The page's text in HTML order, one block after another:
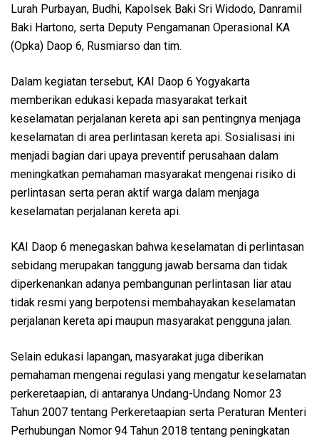
Lurah Purbayan, Budhi, Kapolsek Baki Sri Widodo, Danramil
Baki Hartono, serta Deputy Pengamanan Operasional KA
(Opka) Daop 6, Rusmiarso dan tim.
Dalam kegiatan tersebut, KAI Daop 6 Yogyakarta
memberikan edukasi kepada masyarakat terkait
keselamatan perjalanan kereta api san pentingnya menjaga
keselamatan di area perlintasan kereta api. Sosialisasi ini
menjadi bagian dari upaya preventif perusahaan dalam
meningkatkan pemahaman masyarakat mengenai risiko di
perlintasan serta peran aktif warga dalam menjaga
keselamatan perjalanan kereta api.
KAI Daop 6 menegaskan bahwa keselamatan di perlintasan
sebidang merupakan tanggung jawab bersama dan tidak
diperkenankan adanya pembangunan perlintasan liar atau
tidak resmi yang berpotensi membahayakan keselamatan
perjalanan kereta api maupun masyarakat pengguna jalan.
Selain edukasi lapangan, masyarakat juga diberikan
pemahaman mengenai regulasi yang mengatur keselamatan
perkeretaapian, di antaranya Undang-Undang Nomor 23
Tahun 2007 tentang Perkeretaapian serta Peraturan Menteri
Perhubungan Nomor 94 Tahun 2018 tentang peningkatan